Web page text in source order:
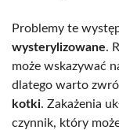
Problemy te
wysterylizowane.
może wskazywać
dlatego warto
kotki. Zakażenia
czynnik, który